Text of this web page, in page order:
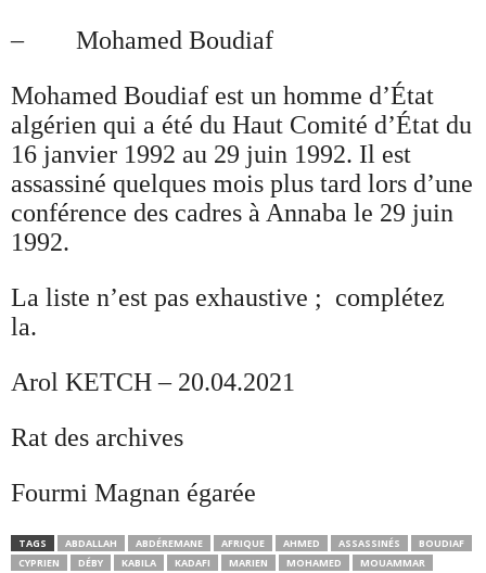
– Mohamed Boudiaf
Mohamed Boudiaf est un homme d’État
algérien qui a été du Haut Comité d’État du
16 janvier 1992 au 29 juin 1992. Il est
assassiné quelques mois plus tard lors d’une
conférence des cadres à Annaba le 29 juin
1992.
La liste n’est pas exhaustive ; complétez
la.
Arol KETCH – 20.04.2021
Rat des archives
Fourmi Magnan égarée
TAGS ABDALLAH ABDÉREMANE AFRIQUE AHMED ASSASSINÉS
BOUDIAF
CYPRIEN
DÉBY KABILA KADAFI MARIEN MOHAMED
MOUAMMAR